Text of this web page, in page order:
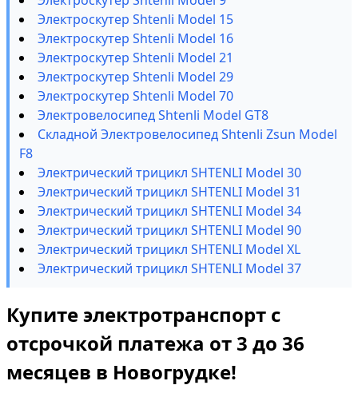
Электроскутер Shtenli Model 15
Электроскутер Shtenli Model 16
Электроскутер Shtenli Model 21
Электроскутер Shtenli Model 29
Электроскутер Shtenli Model 70
Электровелосипед Shtenli Model GT8
Складной Электровелосипед Shtenli Zsun Model
F8
Электрический трицикл SHTENLI Model 30
Электрический трицикл SHTENLI Model 31
Электрический трицикл SHTENLI Model 34
Электрический трицикл SHTENLI Model 90
Электрический трицикл SHTENLI Model XL
Электрический трицикл SHTENLI Model 37
Купите электротранспорт с
отсрочкой платежа от 3 до 36
месяцев в Новогрудке!